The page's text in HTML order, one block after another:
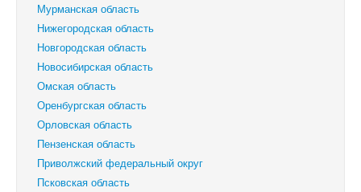
Мурманская область
Нижегородская область
Новгородская область
Новосибирская область
Омская область
Оренбургская область
Орловская область
Пензенская область
Приволжский федеральный округ
Псковская область